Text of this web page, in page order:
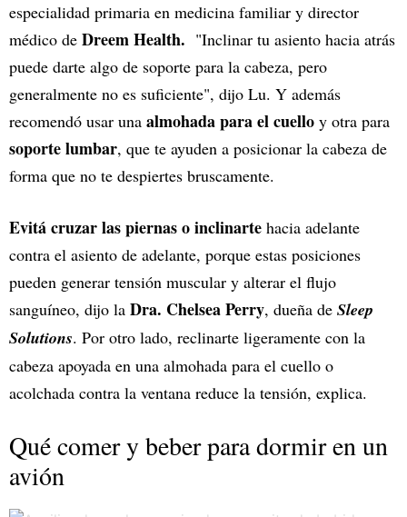
especialidad primaria en medicina familiar y director
médico de Dreem Health. "Inclinar tu asiento hacia atrás
puede darte algo de soporte para la cabeza, pero
generalmente no es suficiente", dijo Lu. Y además
recomendó usar una almohada para el cuello y otra para
soporte lumbar, que te ayuden a posicionar la cabeza de
forma que no te despiertes bruscamente.
Evitá cruzar las piernas o inclinarte hacia adelante
contra el asiento de adelante, porque estas posiciones
pueden generar tensión muscular y alterar el flujo
sanguíneo, dijo la Dra. Chelsea Perry, dueña de Sleep
Solutions. Por otro lado, reclinarte ligeramente con la
cabeza apoyada en una almohada para el cuello o
acolchada contra la ventana reduce la tensión, explica.
Qué comer y beber para dormir en un
avión